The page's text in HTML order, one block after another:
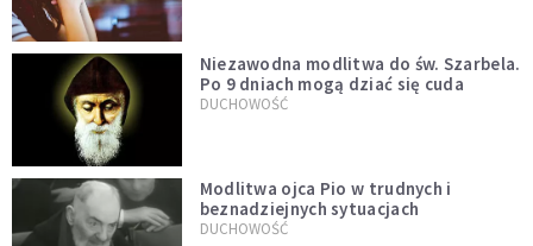
Niezawodna modlitwa do św. Szarbela.
Po 9 dniach mogą dziać się cuda
DUCHOWOŚĆ
Modlitwa ojca Pio w trudnych i
beznadziejnych sytuacjach
DUCHOWOŚĆ